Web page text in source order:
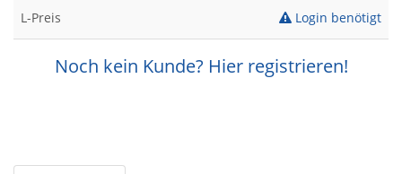
L-Preis Login benötigt
Noch kein Kunde? Hier registrieren!